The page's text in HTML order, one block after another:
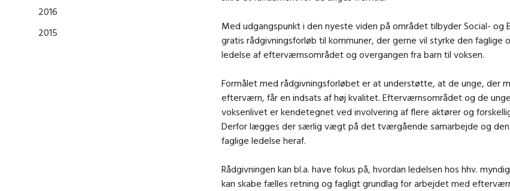
2016
2015
Med udgangspunkt i den nyeste viden på området tilbyder Social- og
gratis rådgivningsforløb til kommuner, der gerne vil styrke den faglige
ledelse af efterværnsområdet og overgangen fra barn til voksen.
Formålet med rådgivningsforløbet er at understøtte, at de unge, der
efterværn, får en indsats af høj kvalitet. Efterværnsområdet og de
voksenlivet er kendetegnet ved involvering af flere aktører og
Derfor lægges der særlig vægt på det tværgående samarbejde og
faglige ledelse heraf.
Rådgivningen kan bl.a. have fokus på, hvordan ledelsen hos hhv.
kan skabe fælles retning og fagligt grundlag for arbejdet med